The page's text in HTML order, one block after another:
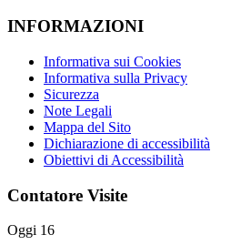
INFORMAZIONI
Informativa sui Cookies
Informativa sulla Privacy
Sicurezza
Note Legali
Mappa del Sito
Dichiarazione di accessibilità
Obiettivi di Accessibilità
Contatore Visite
Oggi 16